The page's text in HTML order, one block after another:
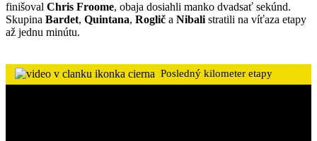
finišoval Chris Froome, obaja dosiahli manko dvadsať sekúnd.
Skupina Bardet, Quintana, Roglič a Nibali stratili na víťaza etapy
až jednu minútu.
Posledný kilometer etapy